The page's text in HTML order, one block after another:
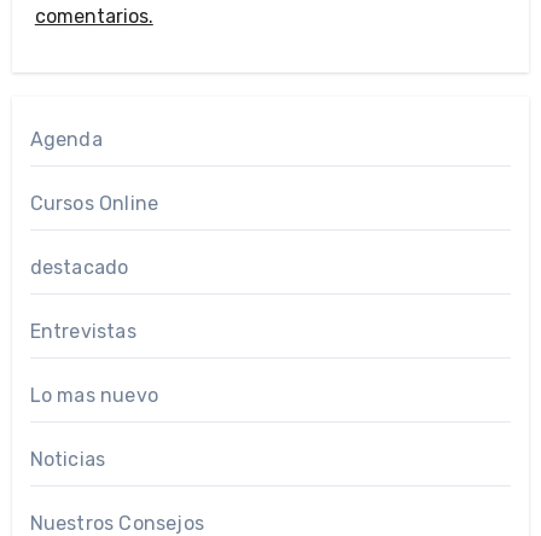
comentarios.
Agenda
Cursos Online
destacado
Entrevistas
Lo mas nuevo
Noticias
Nuestros Consejos